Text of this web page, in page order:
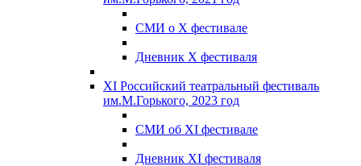
СМИ о X фестивале
Дневник X фестиваля
XI Российский театральный фестиваль
им.М.Горького, 2023 год
СМИ об XI фестивале
Дневник XI фестиваля